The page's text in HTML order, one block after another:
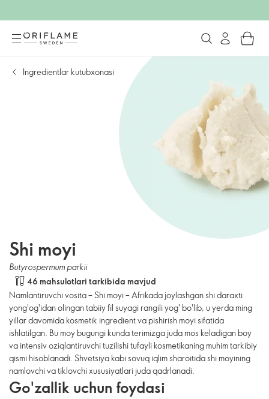
Ingredientlar kutubxonasi
Shi moyi
Butyrospermum parkii
46 mahsulotlari tarkibida mavjud
Namlantiruvchi vosita – Shi moyi – Afrikada joylashgan shi daraxti
yong'og'idan olingan tabiiy fil suyagi rangili yog' bo'lib, u yerda ming
yillar davomida kosmetik ingredient va pishirish moyi sifatida
ishlatilgan. Bu moy bugungi kunda terimizga juda mos keladigan boy
va intensiv oziqlantiruvchi tuzilishi tufayli kosmetikaning muhim tarkibiy
qismi hisoblanadi. Shvetsiya kabi sovuq iqlim sharoitida shi moyining
namlovchi va tiklovchi xususiyatlari juda qadrlanadi.
Go'zallik uchun foydasi